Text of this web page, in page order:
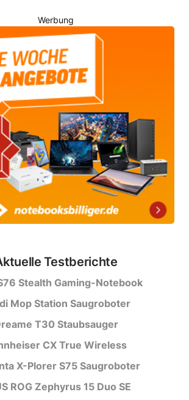
Werbung
Testberichte
Stealth Gaming-Notebook
Mop Station Saugroboter
T30 Staubsauger
CX True Wireless
X-Plorer S75 Saugroboter
ROG Zephyrus 15 Duo SE